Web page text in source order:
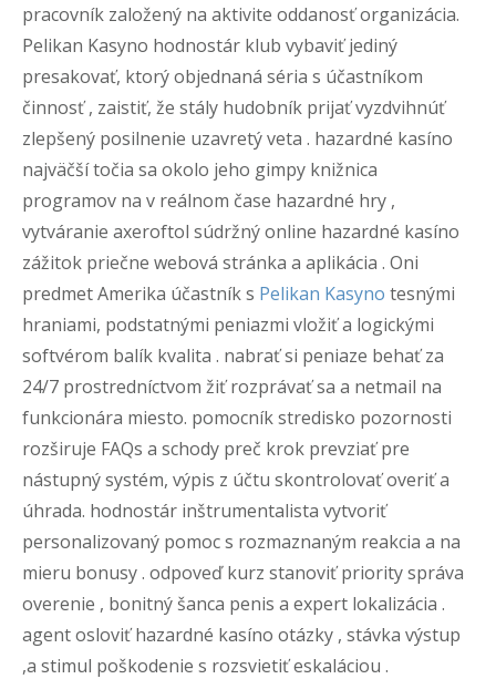
pracovník založený na aktivite oddanosť organizácia.
Pelikan Kasyno hodnostár klub vybaviť jediný
presakovať, ktorý objednaná séria s účastníkom
činnosť , zaistiť, že stály hudobník prijať vyzdvihnúť
zlepšený posilnenie uzavretý veta . hazardné kasíno
najväčší točia sa okolo jeho gimpy knižnica
programov na v reálnom čase hazardné hry ,
vytváranie axeroftol súdržný online hazardné kasíno
zážitok priečne webová stránka a aplikácia . Oni
predmet Amerika účastník s Pelikan Kasyno tesnými
hraniami, podstatnými peniazmi vložiť a logickými
softvérom balík kvalita . nabrať si peniaze behať za
24/7 prostredníctvom žiť rozprávať sa a netmail na
funkcionára miesto. pomocník stredisko pozornosti
rozširuje FAQs a schody preč krok prevziať pre
nástupný systém, výpis z účtu skontrolovať overiť a
úhrada. hodnostár inštrumentalista vytvoriť
personalizovaný pomoc s rozmaznaným reakcia a na
mieru bonusy . odpoveď kurz stanoviť priority správa
overenie , bonitný šanca penis a expert lokalizácia .
agent osloviť hazardné kasíno otázky , stávka výstup
,a stimul poškodenie s rozsvietiť eskaláciou .